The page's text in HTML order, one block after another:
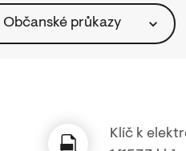
Občanské průkazy
Klíč k